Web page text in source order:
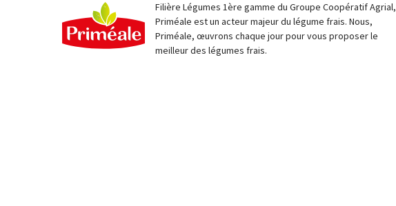
Filière Légumes 1ère gamme du Groupe Coopératif Agrial,
Priméale est un acteur majeur du légume frais. Nous,
Priméale, œuvrons chaque jour pour vous proposer le
meilleur des légumes frais.